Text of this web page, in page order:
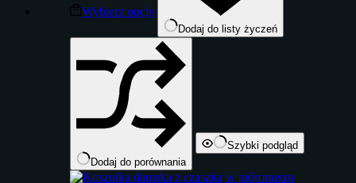
Wybierz opcje
na
stronie
produktu
Dodaj do listy życzeń
Dodaj do porównania
Szybki podgląd